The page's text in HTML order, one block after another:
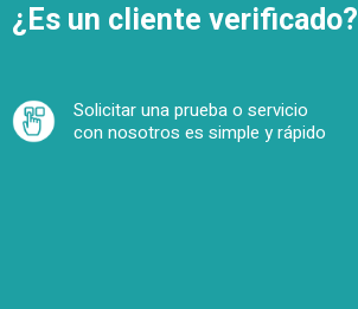
¿Es un cliente verificado?
Solicitar una prueba o servicio
con nosotros es simple y rápido